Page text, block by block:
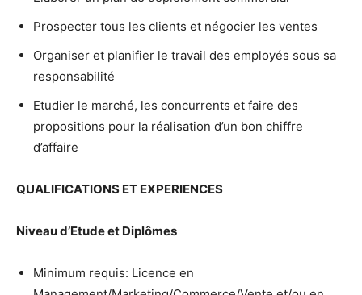
Prospecter tous les clients et négocier les ventes
Organiser et planifier le travail des employés sous sa
responsabilité
Etudier le marché, les concurrents et faire des
propositions pour la réalisation d’un bon chiffre
d’affaire
QUALIFICATIONS ET EXPERIENCES
Niveau d’Etude et Diplômes
Minimum requis: Licence en